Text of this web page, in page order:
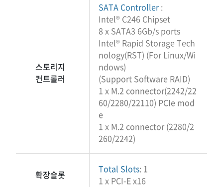
스토리지
컨트롤러
SATA Controller:
Intel® C246 Chipset
8 x SATA3 6Gb/s ports
Intel® Rapid Storage Tech
nology(RST) (For Linux/Wi
ndows)
(Support Software RAID)
1 x M.2 connector(2242/22
60/2280/22110) PCIe mod
e
1 x M.2 connector (2280/2
260/2242)
확장슬롯 Total Slots: 1
1 x PCI-E x16